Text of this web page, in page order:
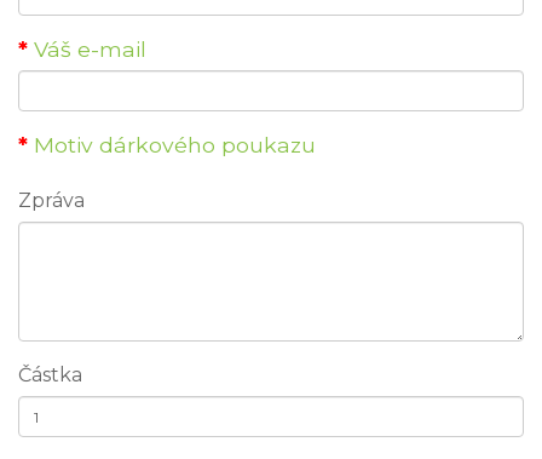
Váš e-mail
Motiv dárkového poukazu
Zpráva
Částka